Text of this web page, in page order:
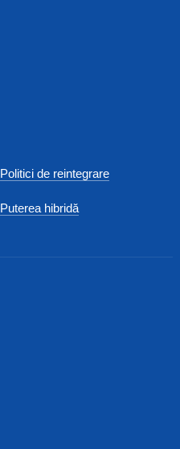
Politici de reintegrare
Puterea hibridă